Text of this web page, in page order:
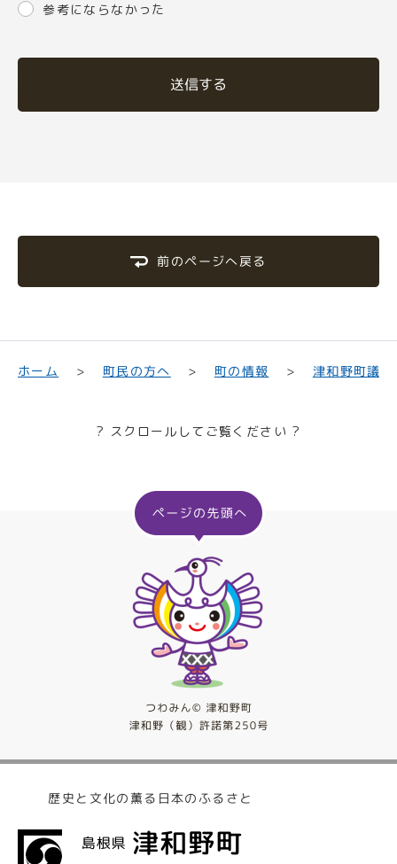
参考にならなかった
送信する
前のページへ戻る
ホーム 町民の方へ 町の情報 津和野町議会
? スクロールしてご覧ください ?
歴史と文化の薫る日本のふるさと